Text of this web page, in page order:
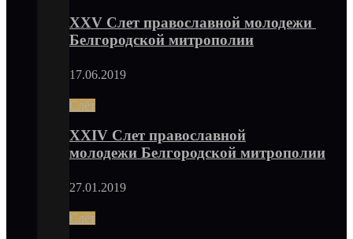
XXV Слет православной молодежи
Белгородской митрополии
17.06.2019
Слёт
XXIV Слет православной
молодежи Белгородской митрополии
27.01.2019
Слёт